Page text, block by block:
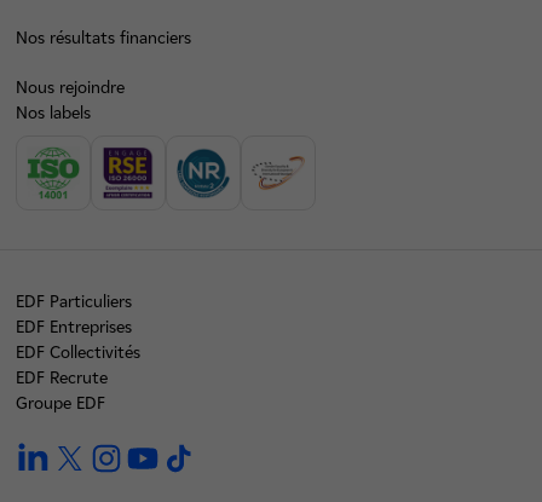
Nos résultats financiers
Nous rejoindre
Nos labels
EDF Particuliers
EDF Entreprises
EDF Collectivités
EDF Recrute
Groupe EDF
linkedintwitterinstagramyoutube